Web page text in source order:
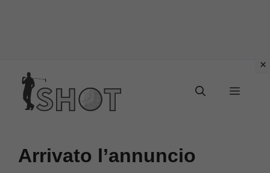
contenuto
Menu
Arrivato l’annuncio